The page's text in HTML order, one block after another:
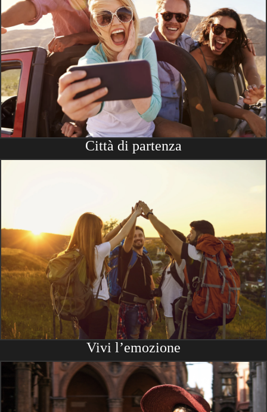
Città di partenza
Vivi l’emozione